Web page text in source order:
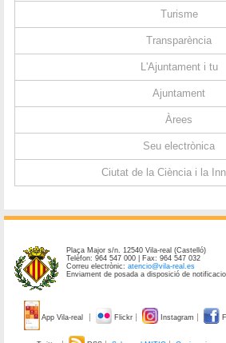
Turisme
Transparència
L'Ajuntament i tu
Ajuntament
Àrees
Seu electrònica
Ciutat de la Ciència i la
Plaça Major s/n. 12540 Vila-real (Castelló)
Telèfon: 964 547 000 | Fax: 964 547 032
Correu electrònic:atencio@vila-real.es
Enviament de posada a disposició de
App Vila-real Flickr Instagram